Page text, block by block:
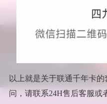
以上就是关于联通千年卡
问，请联系24H售后客服或